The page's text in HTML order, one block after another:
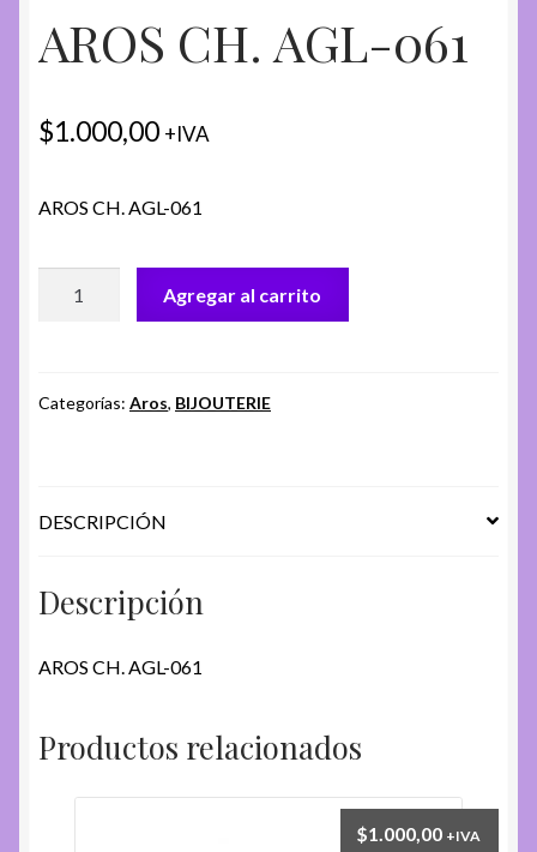
AROS CH. AGL-061
$1.000,00 +IVA
AROS CH. AGL-061
cantidad
Agregar al carrito
Categorías: Aros, BIJOUTERIE
DESCRIPCIÓN
Descripción
AROS CH. AGL-061
Productos relacionados
$1.000,00 +IVA